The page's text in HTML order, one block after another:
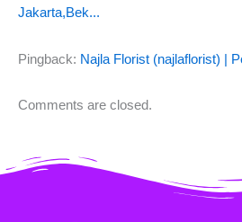
Jakarta,Bek...
Pingback: Najla Florist (najlaflorist) |
Comments are closed.